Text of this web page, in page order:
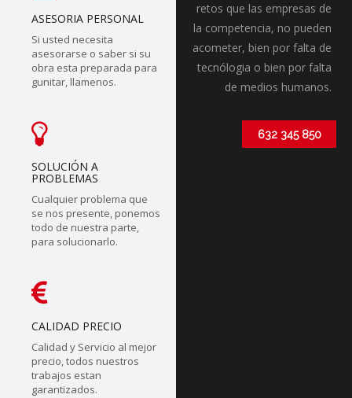
ASESORIA PERSONAL
Si usted necesita
asesorarse o saber si su
obra esta preparada para
gunitar, llamenos.
SOLUCIÓN A
PROBLEMAS
Cualquier problema que
se nos presente, ponemos
todo de nuestra parte,
para solucionarlo.
CALIDAD PRECIO
Calidad y Servicio al mejor
precio, todos nuestros
trabajos estan
garantizados.
retos que las empresas de
la competencia, no pueden
acometer, bien por falta de
tecnólogia o bien por falta
de medios humanos.
632 345 850